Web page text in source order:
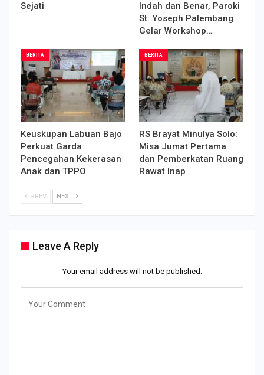
Sejati
Indah dan Benar, Paroki
St. Yoseph Palembang
Gelar Workshop…
BERITA
Keuskupan Labuan Bajo
Perkuat Garda
Pencegahan Kekerasan
Anak dan TPPO
BERITA
RS Brayat Minulya Solo:
Misa Jumat Pertama
dan Pemberkatan Ruang
Rawat Inap
PREV NEXT
Leave A Reply
Your email address will not be published.